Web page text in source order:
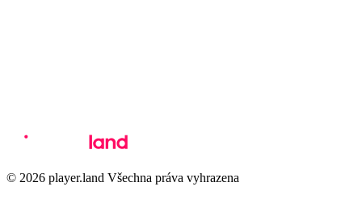
© 2026 player.land Všechna práva vyhrazena